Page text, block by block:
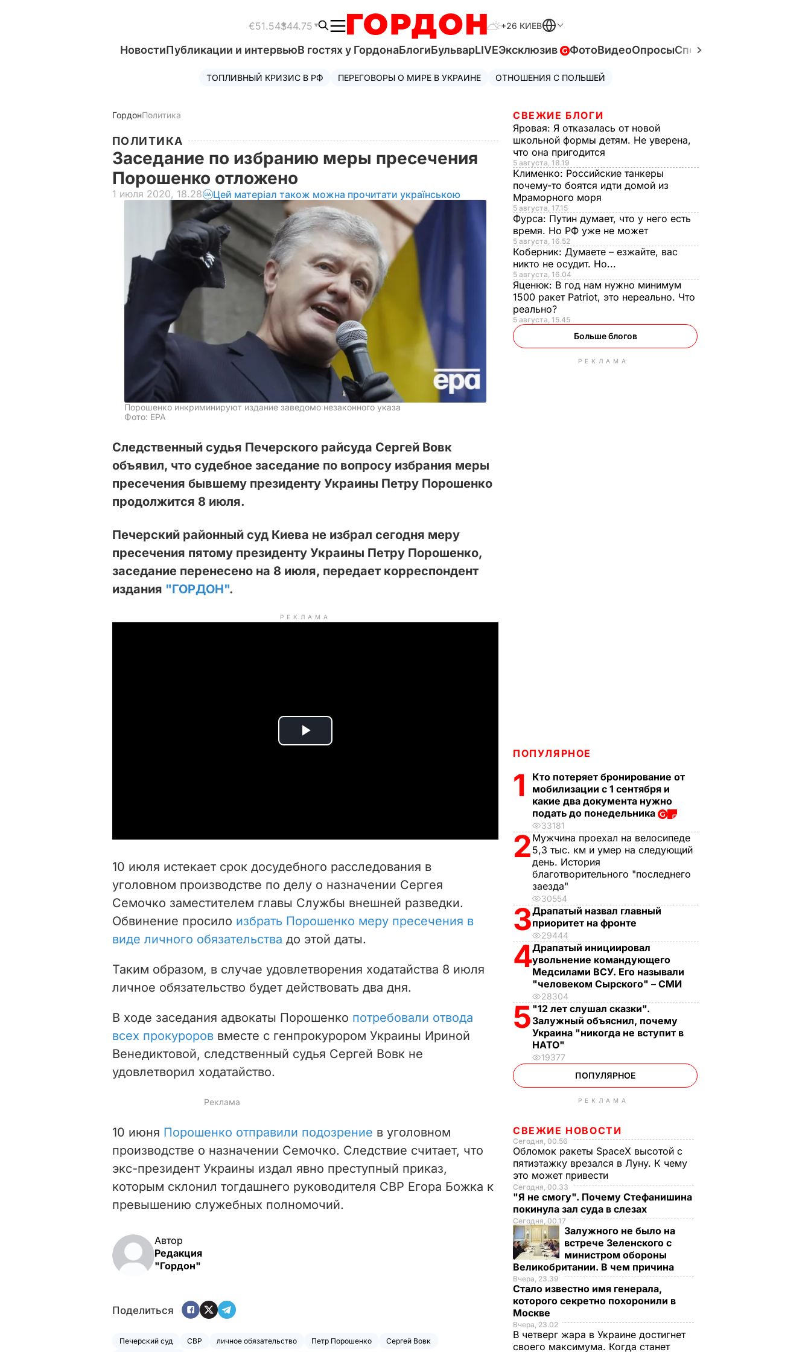
€51.54$44.75 +26 КИЕВ
НовостиПубликации и интервьюВ гостях у ГордонаБлогиБульварLIVEЭксклюзив ФотоВидеоОпросыСпецпроекты
ТОПЛИВНЫЙ КРИЗИС В РФ ПЕРЕГОВОРЫ О МИРЕ В УКРАИНЕ ОТНОШЕНИЯ С ПОЛЬШЕЙ
ГордонПолитика
ПОЛИТИКА
Заседание по избранию меры пресечения
Порошенко отложено
1 июля 2020, 18.28 Цей матеріал також можна прочитати українською
Порошенко инкриминируют издание заведомо незаконного указа
Фото: ЕРА
Следственный судья Печерского райсуда Сергей Вовк
объявил, что судебное заседание по вопросу избрания меры
пресечения бывшему президенту Украины Петру Порошенко
продолжится 8 июля.
Печерский районный суд Киева не избрал сегодня меру
пресечения пятому президенту Украины Петру Порошенко,
заседание перенесено на 8 июля, передает корреспондент
издания "ГОРДОН".
РЕКЛАМА
P
i
d
e
o
10 июля истекает срок досудебного расследования в
уголовном производстве по делу о назначении Сергея
Семочко заместителем главы Службы внешней разведки.
Обвинение просило избрать Порошенко меру пресечения в
виде личного обязательства до этой даты.
Таким образом, в случае удовлетворения ходатайства 8 июля
личное обязательство будет действовать два дня.
В ходе заседания адвокаты Порошенко потребовали отвода
всех прокуроров вместе с генпрокурором Украины Ириной
Венедиктовой, следственный судья Сергей Вовк не
удовлетворил ходатайство.
10 июня Порошенко отправили подозрение в уголовном
производстве о назначении Семочко. Следствие считает, что
экс-президент Украины издал явно преступный приказ,
которым склонил тогдашнего руководителя СВР Егора Божка к
превышению служебных полномочий.
Автор
Редакция
"Гордон"
Поделиться
Печерский суд СВР личное обязательство Петр Порошенко
Сергей Вовк
СВЕЖИЕ БЛОГИ
Яровая: Я отказалась от новой
школьной формы детям. Не уверена,
что она пригодится
5 августа, 18.19
Клименко: Российские танкеры
почему-то боятся идти домой из
Мраморного моря
5 августа, 17.15
Фурса: Путин думает, что у него есть
время. Но РФ уже не может
5 августа, 16.52
Коберник: Думаете – езжайте, вас
никто не осудит. Но...
5 августа, 16.04
Яценюк: В год нам нужно минимум
1500 ракет Patriot, это нереально. Что
реально?
5 августа, 15.45
Больше блогов
РЕКЛАМА
ПОПУЛЯРНОЕ
1
Кто потеряет бронирование от
мобилизации с 1 сентября и
какие два документа нужно
подать до понедельника
33181
2 Мужчина проехал на велосипеде
5,3 тыс. км и умер на следующий
день. История
благотворительного "последнего
заезда"
30554
3Драпатый назвал главный
приоритет на фронте
29444
4Драпатый инициировал
увольнение командующего
Медсилами ВСУ. Его называли
"человеком Сырского" – СМИ
28304
5 "12 лет слушал сказки".
Залужный объяснил, почему
Украина "никогда не вступит в
НАТО"
19377
ПОПУЛЯРНОЕ
РЕКЛАМА
СВЕЖИЕ НОВОСТИ
Сегодня, 00.56
Обломок ракеты SpaceX высотой с
пятиэтажку врезался в Луну. К чему
это может привести
Сегодня, 00.33
"Я не смогу". Почему Стефанишина
покинула зал суда в слезах
Сегодня, 00.17
Залужного не было на
встрече Зеленского с
министром обороны
Великобритании. В чем причина
Вчера, 23.39
Стало известно имя генерала,
которого секретно похоронили в
Москве
Вчера, 23.02
В четверг жара в Украине достигнет
своего максимума. Когда станет